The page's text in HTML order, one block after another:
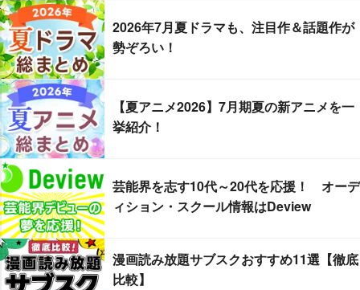
2026年7月夏ドラマも、注目作＆話題作が
勢ぞろい！
【夏アニメ2026】7月期夏の新アニメを一
挙紹介！
芸能界を志す10代～20代を応援！ オーデ
ィション・スクール情報はDeview
漫画読み放題サブスクおすすめ11選【徹底
比較】